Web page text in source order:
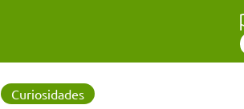
Curiosidades